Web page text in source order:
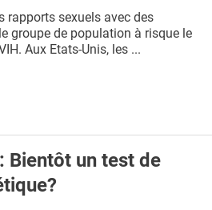
rapports sexuels avec des
groupe de population à risque le
Aux Etats-Unis, les ...
Bientôt un test de